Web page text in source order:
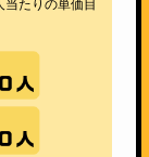
たりの単価目